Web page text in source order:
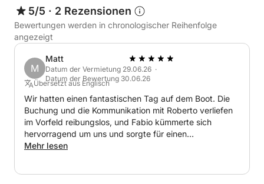
untergehenden Sonne.
Legen Sie unterwegs Pausen ein, um zu schwimmen,
zu schnorcheln und Stand-Up-Paddle (SUP)
auszuprobieren – perfekt für ein unterhaltsames und
erfrischendes Erlebnis auf dem Wasser. Und um den
einen köstlichen Aperitif an Bord mit:
- Snacks: Taralli, Chips, Oliven
- Getränke: Wasser, Coca-Cola, Orangenlimonade
5/5 · 2 Rezensionen
Bewertungen werden in chronologischer Reihenfolge
angezeigt
M
Matt
Datum der Vermietung 29.06.26 ·
Datum der Bewertung 30.06.26
Übersetzt aus Englisch
Wir hatten einen fantastischen Tag auf dem Boot. Die
Buchung und die Kommunikation mit Roberto verliefen
im Vorfeld reibungslos, und Fabio kümmerte sich
hervorragend um uns und sorgte für einen
wundervollen Tag an Bord. Absolut empfehlenswert!
Mehr lesen